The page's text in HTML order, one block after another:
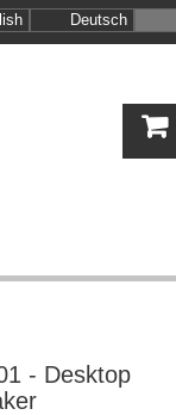
Deutsch
- Desktop